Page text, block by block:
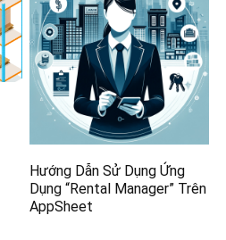
Hướng Dẫn Sử Dụng Ứng
Dụng “Rental Manager” Trên
AppSheet